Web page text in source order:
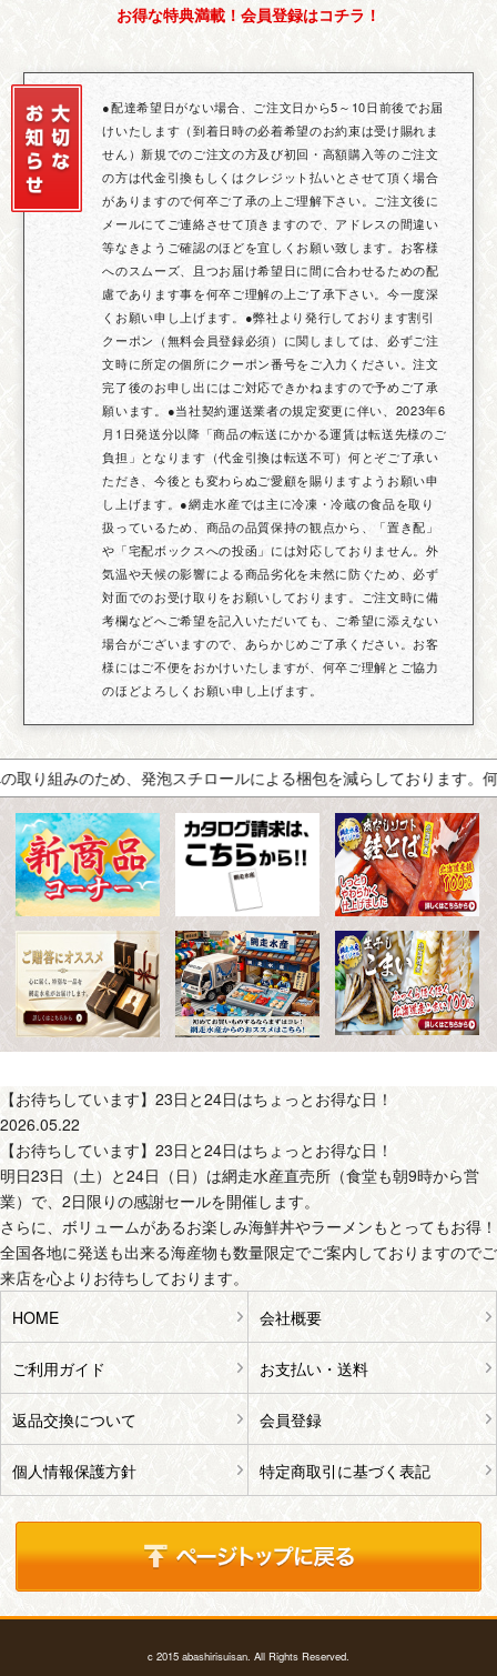
お得な特典満載！会員登録はコチラ！
●配達希望日がない場合、ご注文日から5～10日前後でお届
けいたします（到着日時の必着希望のお約束は受け賜れま
せん）新規でのご注文の方及び初回・高額購入等のご注文
の方は代金引換もしくはクレジット払いとさせて頂く場合
がありますので何卒ご了承の上ご理解下さい。ご注文後に
メールにてご連絡させて頂きますので、アドレスの間違い
等なきようご確認のほどを宜しくお願い致します。お客様
へのスムーズ、且つお届け希望日に間に合わせるための配
慮であります事を何卒ご理解の上ご了承下さい。今一度深
くお願い申し上げます。●弊社より発行しております割引
クーポン（無料会員登録必須）に関しましては、必ずご注
文時に所定の個所にクーポン番号をご入力ください。注文
完了後のお申し出にはご対応できかねますので予めご了承
願います。●当社契約運送業者の規定変更に伴い、2023年6
月1日発送分以降「商品の転送にかかる運賃は転送先様のご
負担」となります（代金引換は転送不可）何とぞご了承い
ただき、今後とも変わらぬご愛顧を賜りますようお願い申
し上げます。●網走水産では主に冷凍・冷蔵の食品を取り
扱っているため、商品の品質保持の観点から、「置き配」
や「宅配ボックスへの投函」には対応しておりません。外
気温や天候の影響による商品劣化を未然に防ぐため、必ず
対面でのお受け取りをお願いしております。ご注文時に備
考欄などへご希望を記入いただいても、ご希望に添えない
場合がございますので、あらかじめご了承ください。お客
様にはご不便をおかけいたしますが、何卒ご理解とご協力
のほどよろしくお願い申し上げます。
り組みのため、発泡スチロールによる梱包を減らしております。何
【お待ちしています】23日と24日はちょっとお得な日！
2026.05.22
【お待ちしています】23日と24日はちょっとお得な日！
明日23日（土）と24日（日）は網走水産直売所（食堂も朝9時から営
業）で、2日限りの感謝セールを開催します。
さらに、ボリュームがあるお楽しみ海鮮丼やラーメンもとってもお得！
全国各地に発送も出来る海産物も数量限定でご案内しておりますのでご
来店を心よりお待ちしております。
HOME
会社概要
ご利用ガイド お支払い・送料
返品交換について 会員登録
個人情報保護方針 特定商取引に基づく表記
c 2015 abashirisuisan. All Rights Reserved.